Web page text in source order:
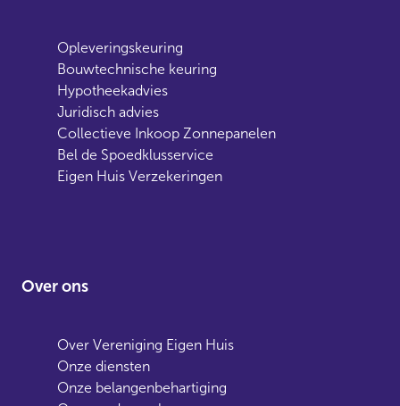
Opleveringskeuring
Bouwtechnische keuring
Hypotheekadvies
Juridisch advies
Collectieve Inkoop Zonnepanelen
Bel de Spoedklusservice
Eigen Huis Verzekeringen
Over ons
Over Vereniging Eigen Huis
Onze diensten
Onze belangenbehartiging